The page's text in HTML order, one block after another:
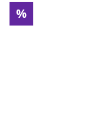
%